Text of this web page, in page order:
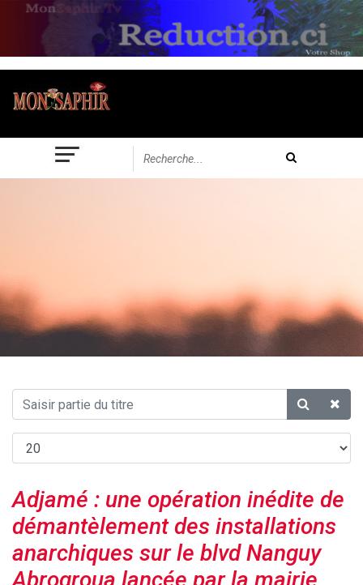
Adjamé : une opération inédite de
démantèlement des installations
anarchiques sur le blvd Nanguy